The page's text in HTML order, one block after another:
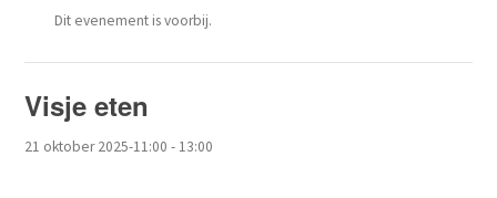
Dit evenement is voorbij.
Visje eten
21 oktober 2025-11:00 - 13:00